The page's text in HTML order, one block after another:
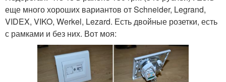
еще много хороших вариантов от Schneider, Legrand,
VIDEX, VIKO, Werkel, Lezard. Есть двойные розетки, есть
с рамками и без них. Вот моя: